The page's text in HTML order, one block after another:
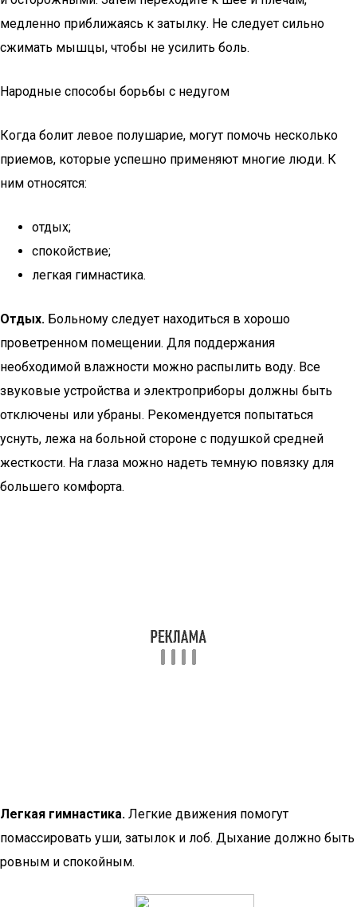
медленно приближаясь к затылку. Не следует сильно
сжимать мышцы, чтобы не усилить боль.
Народные способы борьбы с недугом
Когда болит левое полушарие, могут помочь несколько
приемов, которые успешно применяют многие люди. К
ним относятся:
отдых;
спокойствие;
легкая гимнастика.
Отдых. Больному следует находиться в хорошо
проветренном помещении. Для поддержания
необходимой влажности можно распылить воду. Все
звуковые устройства и электроприборы должны быть
отключены или убраны. Рекомендуется попытаться
уснуть, лежа на больной стороне с подушкой средней
жесткости. На глаза можно надеть темную повязку для
большего комфорта.
Легкая гимнастика. Легкие движения помогут
помассировать уши, затылок и лоб. Дыхание должно быть
ровным и спокойным.